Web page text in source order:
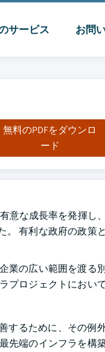
サービス お問
無料のPDFをダウンロ
ード
意な成長率を発揮し
。 有利な政府の政策
業の広い範囲を渡る
ロジェクトにおいて
するために、その例
先端のインフラを構